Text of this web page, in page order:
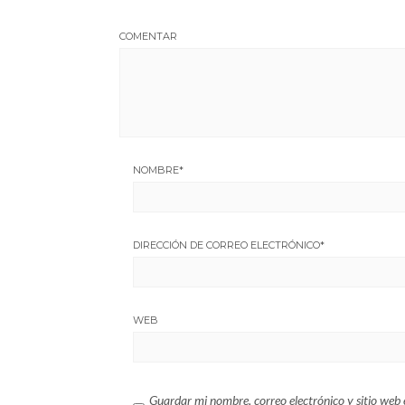
COMENTAR
NOMBRE*
DIRECCIÓN DE CORREO ELECTRÓNICO*
WEB
Guardar mi nombre, correo electrónico y sitio web